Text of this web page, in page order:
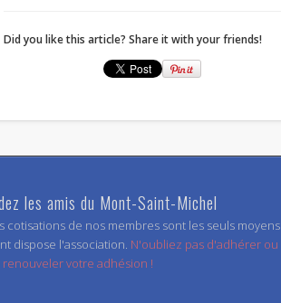
Did you like this article? Share it with your friends!
les amis du Mont-Saint-Michel
cotisations de nos membres sont les seuls moyens
dispose l'association. N'oubliez pas d'adhérer ou
renouveler votre adhésion !